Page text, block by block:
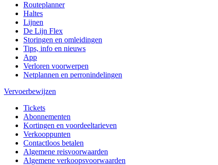
Routeplanner
Haltes
Lijnen
De Lijn Flex
Storingen en omleidingen
Tips, info en nieuws
App
Verloren voorwerpen
Netplannen en perronindelingen
Vervoerbewijzen
Tickets
Abonnementen
Kortingen en voordeeltarieven
Verkooppunten
Contactloos betalen
Algemene reisvoorwaarden
Algemene verkoopsvoorwaarden